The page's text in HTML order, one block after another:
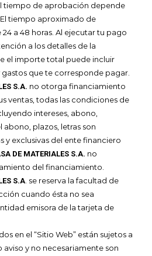
tiempo de aprobación depende
tiempo aproximado de
a 48 horas. Al ejecutar tu pago
a los detalles de la
el importe total puede incluir
gastos que te corresponde pagar.
S.A. no otorga financiamiento
ventas, todas las condiciones de
intereses, abono,
plazos, letras son
y exclusivas del ente financiero
DE MATERIALES S.A. no
del financiamiento.
S.A . se reserva la facultad de
cuando ésta no sea
emisora de la tarjeta de
en el “Sitio Web” están sujetos a
aviso y no necesariamente son